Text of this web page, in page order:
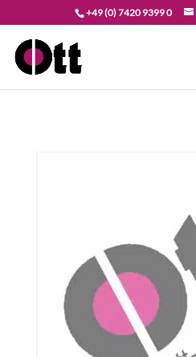
+49 (0) 7420 9399 0